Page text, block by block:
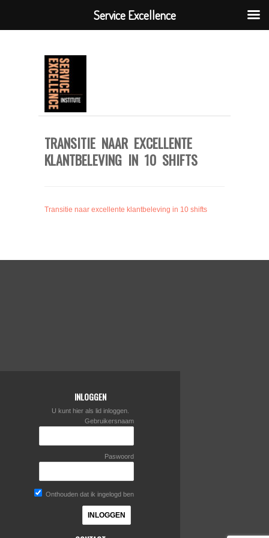
TRANSITIE NAAR EXCELLENTE
KLANTBELEVING IN 10 SHIFTS
Transitie naar excellente klantbeleving in 10 shifts
INLOGGEN
U kunt hier als lid inloggen.
Gebruikersnaam
Paswoord
Onthouden dat ik ingelogd ben
Service Excellence